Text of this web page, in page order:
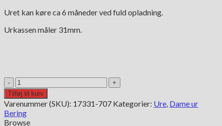
Uret kan køre ca 6 måneder ved fuld opladning.
Urkassen måler 31mm.
Bering
Solar
17331-
707
antal
Tilføj til kurv
Varenummer (SKU): 17331-707 Kategorier: Ure, Dame ur
Bering
Browse